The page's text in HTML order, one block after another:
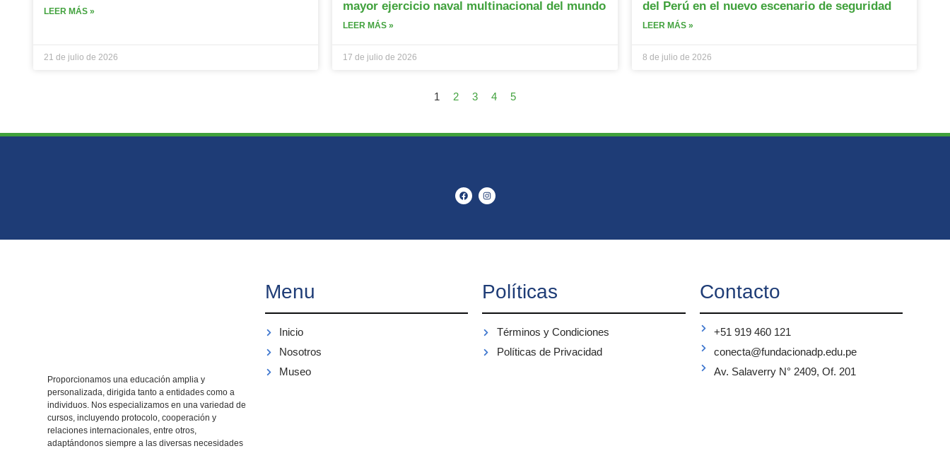
LEER MÁS »
21 de julio de 2026
mayor ejercicio naval multinacional del mundo
LEER MÁS »
17 de julio de 2026
del Perú en el nuevo escenario de seguridad
LEER MÁS »
8 de julio de 2026
1 2 3 4 5
Proporcionamos una educación amplia y
personalizada, dirigida tanto a entidades como a
individuos. Nos especializamos en una variedad de
cursos, incluyendo protocolo, cooperación y
relaciones internacionales, entre otros,
adaptándonos siempre a las diversas necesidades
Menu
Inicio
Nosotros
Museo
Políticas
Términos y Condiciones
Políticas de Privacidad
Contacto
+51 919 460 121
conecta@fundacionadp.edu.pe
Av. Salaverry N° 2409, Of. 201